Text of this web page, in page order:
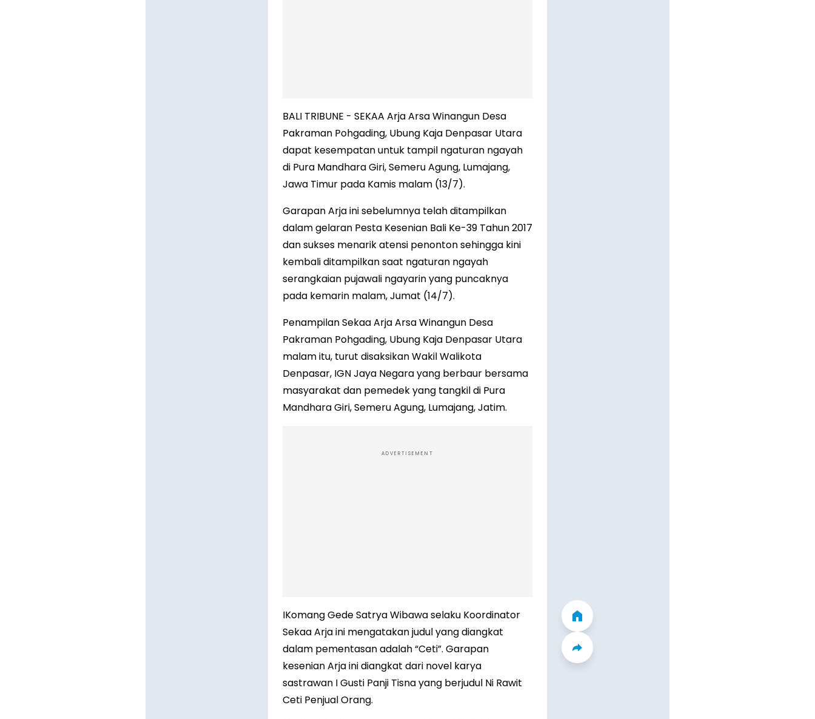
BALI TRIBUNE - SEKAA Arja Arsa Winangun Desa
Pakraman Pohgading, Ubung Kaja Denpasar Utara
dapat kesempatan untuk tampil ngaturan ngayah
di Pura Mandhara Giri, Semeru Agung, Lumajang,
Jawa Timur pada Kamis malam (13/7).
Garapan Arja ini sebelumnya telah ditampilkan
dalam gelaran Pesta Kesenian Bali Ke-39 Tahun 2017
dan sukses menarik atensi penonton sehingga kini
kembali ditampilkan saat ngaturan ngayah
serangkaian pujawali ngayarin yang puncaknya
pada kemarin malam, Jumat (14/7).
Penampilan Sekaa Arja Arsa Winangun Desa
Pakraman Pohgading, Ubung Kaja Denpasar Utara
malam itu, turut disaksikan Wakil Walikota
Denpasar, IGN Jaya Negara yang berbaur bersama
masyarakat dan pemedek yang tangkil di Pura
Mandhara Giri, Semeru Agung, Lumajang, Jatim.
ADVERTISEMENT
IKomang Gede Satrya Wibawa selaku Koordinator
Sekaa Arja ini mengatakan judul yang diangkat
dalam pementasan adalah “Ceti”. Garapan
kesenian Arja ini diangkat dari novel karya
sastrawan I Gusti Panji Tisna yang berjudul Ni Rawit
Ceti Penjual Orang.